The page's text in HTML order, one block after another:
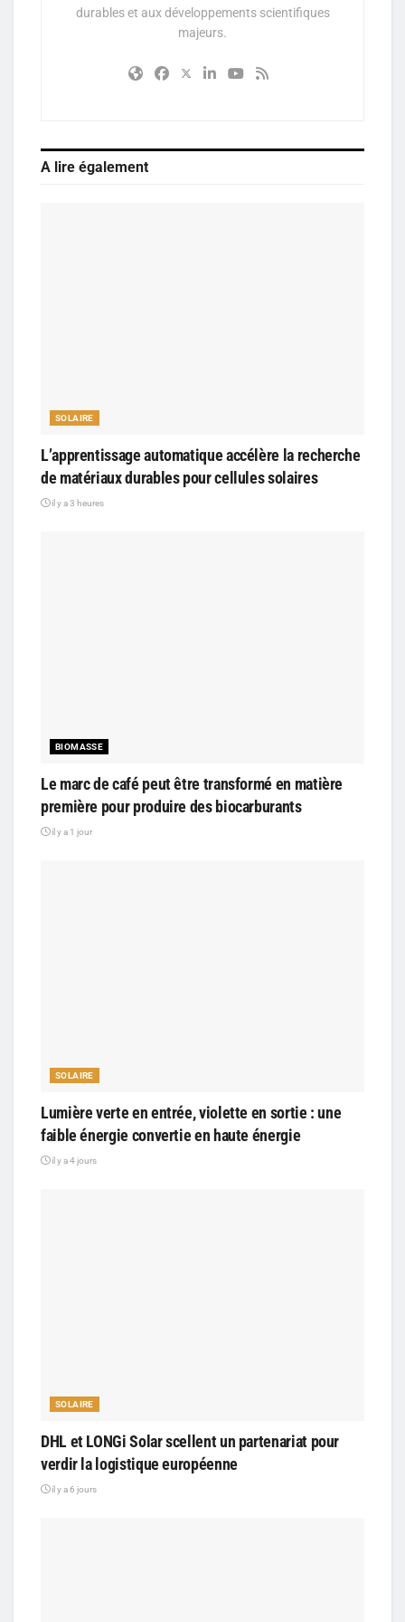
durables et aux développements scientifiques
majeurs.
A lire également
SOLAIRE
L’apprentissage automatique accélère la recherche
de matériaux durables pour cellules solaires
il y a 3 heures
BIOMASSE
Le marc de café peut être transformé en matière
première pour produire des biocarburants
il y a 1 jour
SOLAIRE
Lumière verte en entrée, violette en sortie : une
faible énergie convertie en haute énergie
il y a 4 jours
SOLAIRE
DHL et LONGi Solar scellent un partenariat pour
verdir la logistique européenne
il y a 6 jours